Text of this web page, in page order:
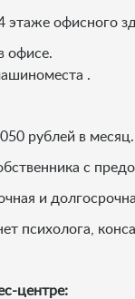
этаже офисного
офисе.
.
рублей в
с
и
психолога,
центре: